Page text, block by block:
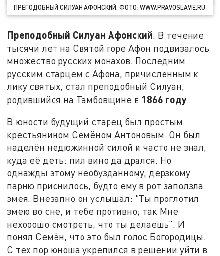
ПРЕПОДОБНЫЙ СИЛУАН АФОНСКИЙ. ФОТО: WWW.PRAVOSLAVIE.RU
Преподобный Силуан Афонский . В течение
тысячи лет на Святой горе Афон подвизалось
множество русских монахов. Последним
русским старцем с Афона, причисленным к
лику святых, стал преподобный Силуан,
родившийся на Тамбовщине в 1866 году
В юности будущий старец был простым
крестьянином Семёном Антоновым. Он был
наделён недюжинной силой и часто не знал,
куда её деть: пил вино да дрался. Но
однажды этому необузданному, дерзкому
парню приснилось, будто ему в рот заползла
змея. Внезапно он услышал: "Ты проглотил
змею во сне, и тебе противно; так Мне
нехорошо смотреть, что ты делаешь". И
понял Семён, что это был голос Богородицы.
С тех пор юноша укрепился в решении уйти в